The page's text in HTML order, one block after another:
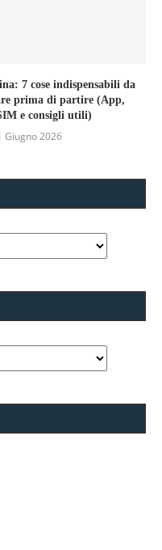
7 cose indispensabili da
prima di partire (App,
e consigli utili)
Giugno 2026